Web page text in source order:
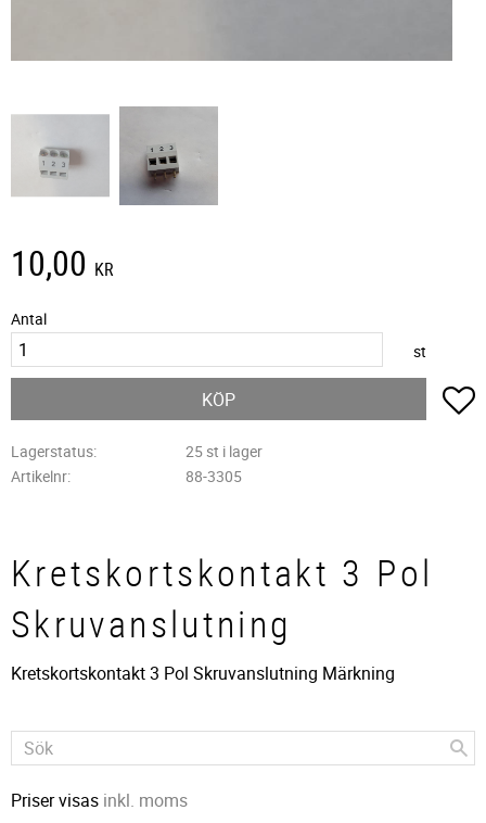
10,00 KR
Antal
st
KÖP
Lagerstatus
25 st i lager
Artikelnr
88-3305
Kretskortskontakt 3 Pol
Skruvanslutning
Kretskortskontakt 3 Pol Skruvanslutning Märkning
Priser visas inkl. moms